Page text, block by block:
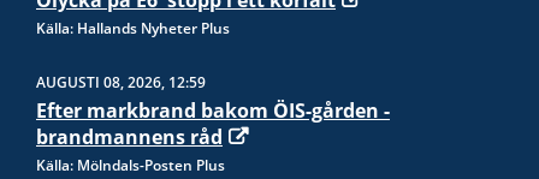
Källa: Hallands Nyheter Plus
AUGUSTI 08, 2026, 12:59
Efter markbrand bakom ÖIS-gården -
brandmannens råd
Källa: Mölndals-Posten Plus